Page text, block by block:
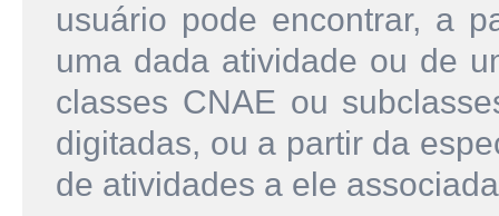
usuário pode encontrar, a
uma dada atividade ou de
classes CNAE ou
digitadas, ou a partir da
de atividades a ele